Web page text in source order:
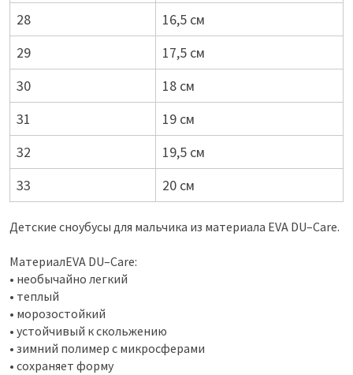
28
16,5 см
29
17,5 см
30
18 см
31
19 см
32
19,5 см
33
20 см
Детские сноубусы для мальчика из материала EVA DU–Care.
МатериалEVA DU–Care:
• необычайно легкий
• теплый
• морозостойкий
• устойчивый к скольжению
• зимний полимер с микросферами
• сохраняет форму